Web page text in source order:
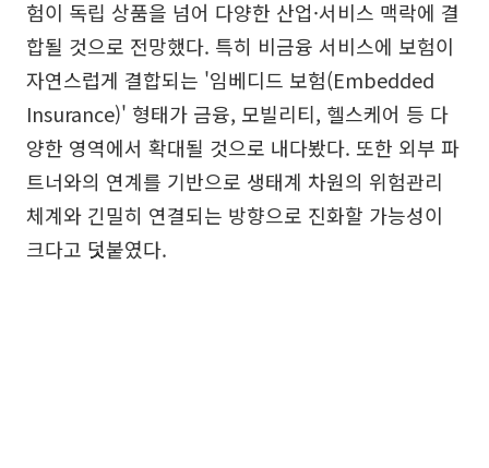
험이 독립 상품을 넘어 다양한 산업·서비스 맥락에 결
합될 것으로 전망했다. 특히 비금융 서비스에 보험이
자연스럽게 결합되는 '임베디드 보험(Embedded
Insurance)' 형태가 금융, 모빌리티, 헬스케어 등 다
양한 영역에서 확대될 것으로 내다봤다. 또한 외부 파
트너와의 연계를 기반으로 생태계 차원의 위험관리
체계와 긴밀히 연결되는 방향으로 진화할 가능성이
크다고 덧붙였다.